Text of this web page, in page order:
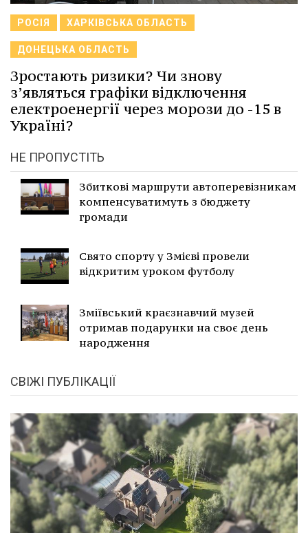
РОСІЯ ХАРКІВСЬКА ОБЛАСТЬ
ДОНЕЦЬКА ОБЛАСТЬ
Зростають ризики? Чи знову
з’являться графіки відключення
електроенергії через морози до -15 в
Україні?
НЕ ПРОПУСТІТЬ
Збиткові маршрути автоперевізникам
компенсуватимуть з бюджету
громади
Свято спорту у Змієві провели
відкритим уроком футболу
Зміївський краєзнавчий музей
отримав подарунки на своє день
народження
СВІЖІ ПУБЛІКАЦІЇ